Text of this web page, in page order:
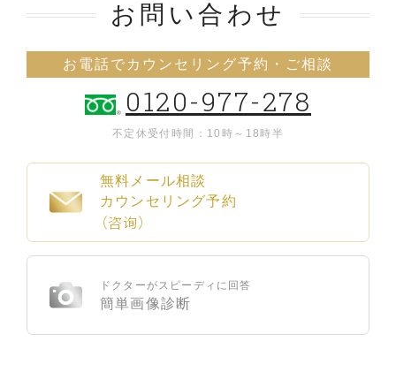
お問い合わせ
お電話でカウンセリング予約・ご相談
0120-977-278
不定休 受付時間：10時～18時半
無料メール相談
カウンセリング予約
（咨询）
ドクターがスピーディに回答
簡単画像診断